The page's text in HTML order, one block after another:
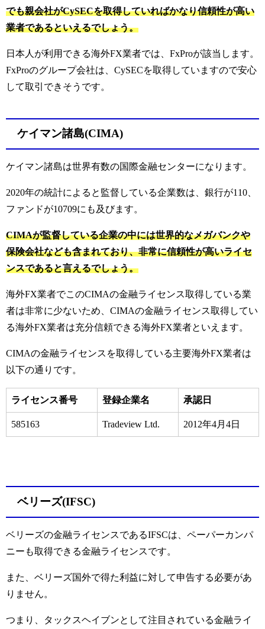
でも親会社がCySECを取得していればかなり信頼性が高い
業者であるといえるでしょう。
日本人が利用できる海外FX業者では、FxProが該当します。
FxProのグループ会社は、CySECを取得していますので安心
して取引できそうです。
ケイマン諸島(CIMA)
ケイマン諸島は世界有数の国際金融センターになります。
2020年の統計によると監督している企業数は、銀行が110、
ファンドが10709にも及びます。
CIMAが監督している企業の中には世界的なメガバンクや
保険会社なども含まれており、非常に信頼性が高いライセ
ンスであると言えるでしょう。
海外FX業者でこのCIMAの金融ライセンス取得している業
者は非常に少ないため、CIMAの金融ライセンス取得してい
る海外FX業者は充分信頼できる海外FX業者といえます。
CIMAの金融ライセンスを取得している主要海外FX業者は
以下の通りです。
ライセンス番号 登録企業名 承認日
585163 Tradeview Ltd. 2012年4月4日
ベリーズ(IFSC)
ベリーズの金融ライセンスであるIFSCは、ペーパーカンパ
ニーも取得できる金融ライセンスです。
また、ベリーズ国外で得た利益に対して申告する必要があ
りません。
つまり、タックスヘイブンとして注目されている金融ライ